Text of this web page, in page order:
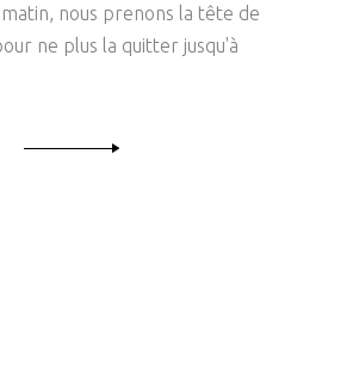
nous prenons la tête de
ne plus la quitter jusqu'à